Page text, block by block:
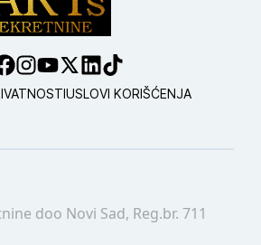
USLOVI KORIŠĆENJA
doo Novi Sad, Reg.br. 711